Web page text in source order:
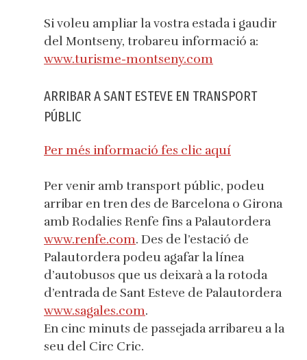
Si voleu ampliar la vostra estada i gaudir
del Montseny, trobareu informació a:
www.turisme-montseny.com
ARRIBAR A SANT ESTEVE EN TRANSPORT
PÚBLIC
Per més informació fes clic aquí
Per venir amb transport públic, podeu
arribar en tren des de Barcelona o Girona
amb Rodalies Renfe fins a Palautordera
www.renfe.com. Des de l’estació de
Palautordera podeu agafar la línea
d’autobusos que us deixarà a la rotoda
d’entrada de Sant Esteve de Palautordera
www.sagales.com.
En cinc minuts de passejada arribareu a la
seu del Circ Cric.